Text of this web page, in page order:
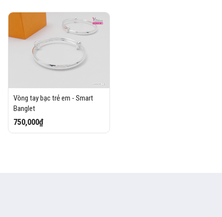
Vòng tay bạc trẻ em - Smart
Banglet
750,000₫